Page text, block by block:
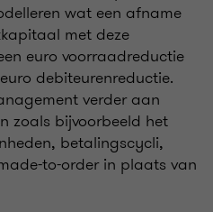
wat een afname
met deze
euro voorraadreductie
debiteurenreductie.
verder aan
zoals bijvoorbeeld het
betalingscycli,
to-order in plaats van